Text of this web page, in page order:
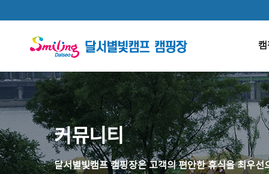
캠
커뮤니티
달서별빛캠프 캠핑장은 고객의 편안한 휴식을 최우